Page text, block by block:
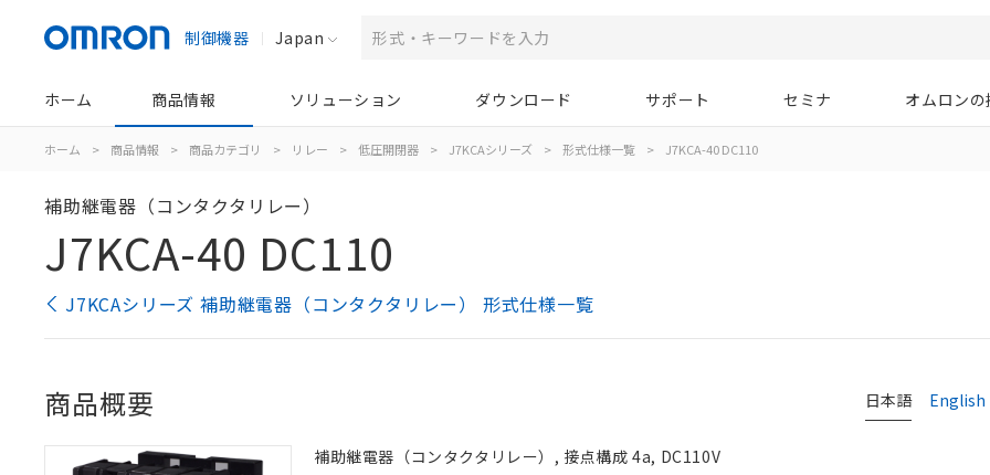
制御機器 Japan
ホーム 商品情報 ソリューション ダウンロード サポート セミナ オムロン
ホーム > 商品情報 > 商品カテゴリ > リレー > 低圧開閉器 > J7KCAシリーズ > 形式仕様一覧 > J7KCA-40 DC110
補助継電器（コンタクタリレー）
J7KCA-40 DC110
J7KCAシリーズ 補助継電器（コンタクタリレー） 形式仕様一覧
日本語 English
商品概要
補助継電器（コンタクタリレー）, 接点構成 4a, DC110V